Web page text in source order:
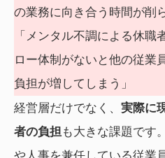
の業務に向き合う時間が削
「メンタル不調による休職
ロー体制がないと他の従業
負担が増してしまう」
経営層だけでなく、 実際に
者の負担も大きな課題です